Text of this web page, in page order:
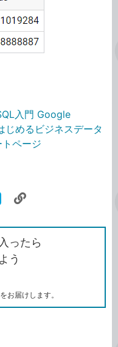
入門 Google
じめるビジネスデータ
ページ
な
ブ
ッ
ク
ク
ク
を
コ
ったら
う
お届けします。